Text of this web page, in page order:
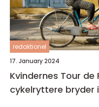
redaktionel
17. January 2024
Kvindernes Tour de
cykelryttere bryder